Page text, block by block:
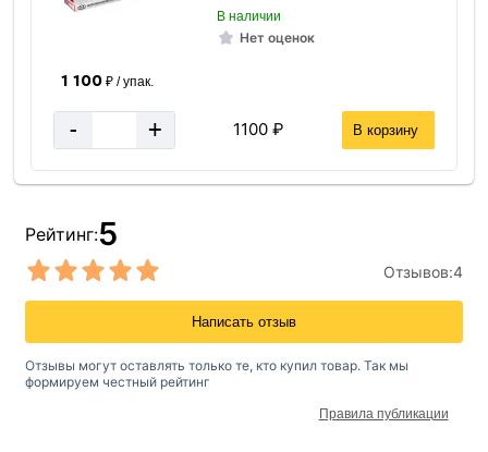
В наличии
Нет оценок
1 100₽ / упак.
- + 1100 ₽ В корзину
Рейтинг:5
Отзывов:4
Написать отзыв
Отзывы могут оставлять только те, кто купил товар. Так мы
формируем честный рейтинг
Правила публикации